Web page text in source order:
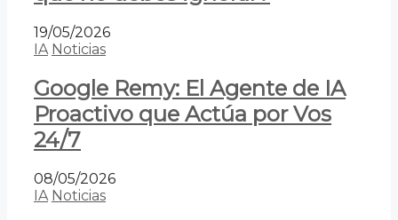
19/05/2026
IA Noticias
Google Remy: El Agente de IA
Proactivo que Actúa por Vos
24/7
08/05/2026
IA Noticias